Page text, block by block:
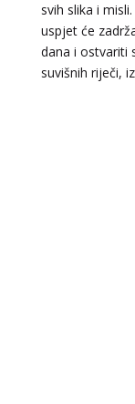
svih slika i
uspjet će
dana i ostvariti
suvišnih riječi,